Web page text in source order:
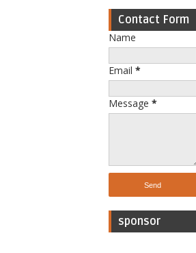
Contact Form
Name
Email *
Message *
sponsor